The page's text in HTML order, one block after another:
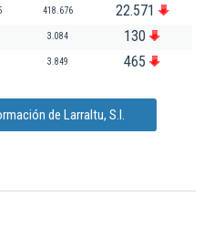
418.676 22.571
3.084 130
3.849 465
de Larraltu, S.l.